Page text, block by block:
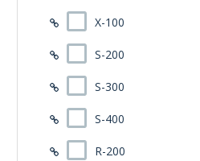
X-100
S-200
S-300
S-400
R-200